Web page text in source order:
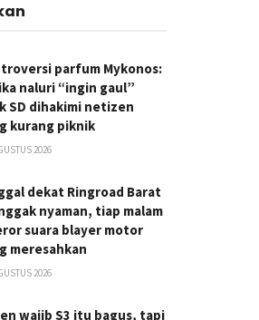
parfum Mykonos:
naluri “ingin gaul”
SD dihakimi netizen
kurang piknik
2026
dekat Ringroad Barat
nyaman, tiap malam
suara blayer motor
meresahkan
2026
wajib S3 itu bagus, tapi